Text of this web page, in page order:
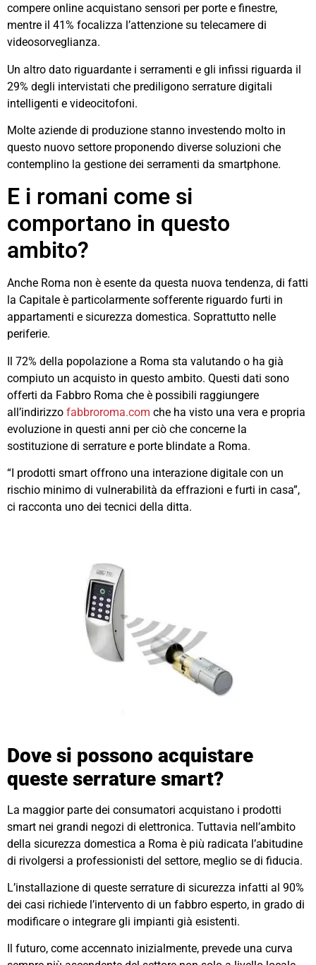
compere online acquistano sensori per porte e finestre,
mentre il 41% focalizza l’attenzione su telecamere di
videosorveglianza.
Un altro dato riguardante i serramenti e gli infissi riguarda il
29% degli intervistati che prediligono serrature digitali
intelligenti e videocitofoni.
Molte aziende di produzione stanno investendo molto in
questo nuovo settore proponendo diverse soluzioni che
contemplino la gestione dei serramenti da smartphone.
E i romani come si
comportano in questo
ambito?
Anche Roma non è esente da questa nuova tendenza, di fatti
la Capitale è particolarmente sofferente riguardo furti in
appartamenti e sicurezza domestica. Soprattutto nelle
periferie.
Il 72% della popolazione a Roma sta valutando o ha già
compiuto un acquisto in questo ambito. Questi dati sono
offerti da Fabbro Roma che è possibili raggiungere
all’indirizzo fabbroroma.com che ha visto una vera e propria
evoluzione in questi anni per ciò che concerne la
sostituzione di serrature e porte blindate a Roma.
“I prodotti smart offrono una interazione digitale con un
rischio minimo di vulnerabilità da effrazioni e furti in casa”,
ci racconta uno dei tecnici della ditta.
Dove si possono acquistare
queste serrature smart?
La maggior parte dei consumatori acquistano i prodotti
smart nei grandi negozi di elettronica. Tuttavia nell’ambito
della sicurezza domestica a Roma è più radicata l’abitudine
di rivolgersi a professionisti del settore, meglio se di fiducia.
L’installazione di queste serrature di sicurezza infatti al 90%
dei casi richiede l’intervento di un fabbro esperto, in grado di
modificare o integrare gli impianti già esistenti.
Il futuro, come accennato inizialmente, prevede una curva